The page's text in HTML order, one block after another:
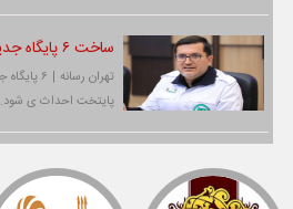
ساخت ۶ پایگاه جدید مدیریت بحران در تهران
پایتخت احداث ی شود.